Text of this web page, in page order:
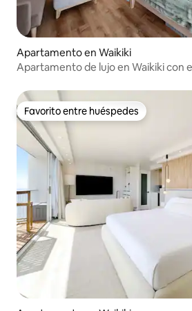
Apartamento en Waikiki
Apartamento de lujo en Waikiki con
Favorito entre huéspedes
Favorito entre huéspedes